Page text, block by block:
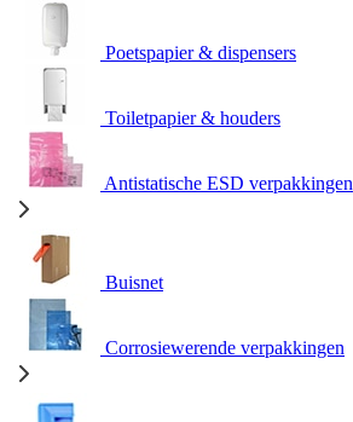
Poetspapier & dispensers
Toiletpapier & houders
Antistatische ESD verpakkingen
Buisnet
Corrosiewerende verpakkingen